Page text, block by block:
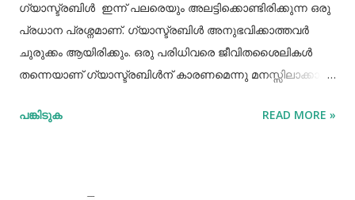
ഗ്യാസ്ട്രബിൾ ഇന്ന് പലരെയും അലട്ടിക്കൊണ്ടിരിക്കുന്ന ഒരു
പ്രധാന പ്രശ്നമാണ്. ഗ്യാസ്ട്രബിൾ അനുഭവിക്കാത്തവർ
ചുരുക്കം ആയിരിക്കും. ഒരു പരിധിവരെ ജീവിതശൈലികൾ
തന്നെയാണ് ഗ്യാസ്ട്രബിൾന് കാരണമെന്നു മനസ്സിലാക്കാം.
കഴിക്കൽ, ഭക്ഷണം ചവച്ചരച്ച് കഴിക്കാതിരിക്കൽ, വിശപ്പും
പങ്കിടുക READ MORE »